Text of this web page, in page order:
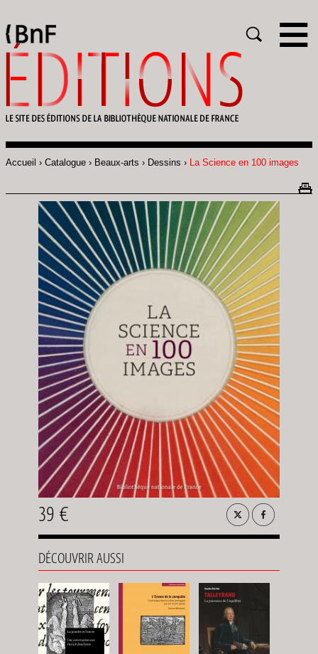
Accueil Catalogue Beaux-arts Dessins La Science en 100 images
39 €
DÉCOUVRIR AUSSI